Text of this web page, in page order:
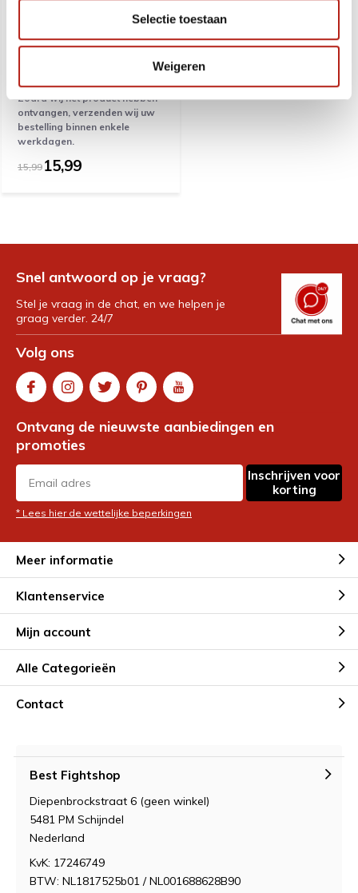
Selectie toestaan
Weigeren
Voor dit product geldt een
onze leverancier bestellen.
Zodra wij het product hebben
ontvangen, verzenden wij uw
bestelling binnen enkele
werkdagen.
15,9915,99
Snel antwoord op je vraag?
Stel je vraag in de chat, en we helpen je
graag verder. 24/7
Volg ons
Ontvang de nieuwste aanbiedingen en
promoties
Inschrijven voor
korting
* Lees hier de wettelijke beperkingen
Meer informatie
Klantenservice
Mijn account
Alle Categorieën
Contact
Best Fightshop
Diepenbrockstraat 6 (geen winkel)
5481 PM Schijndel
Nederland
KvK: 17246749
BTW: NL1817525b01 / NL001688628B90